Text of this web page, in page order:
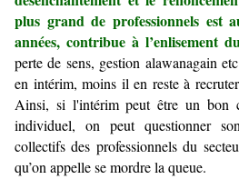
plus grand de professionnels est
années, contribue à l’enlisement
perte de sens, gestion alawanagain
en intérim, moins il en reste à
Ainsi, si l'intérim peut être un bon
individuel, on peut questionner
collectifs des professionnels du
qu’on appelle se mordre la queue.